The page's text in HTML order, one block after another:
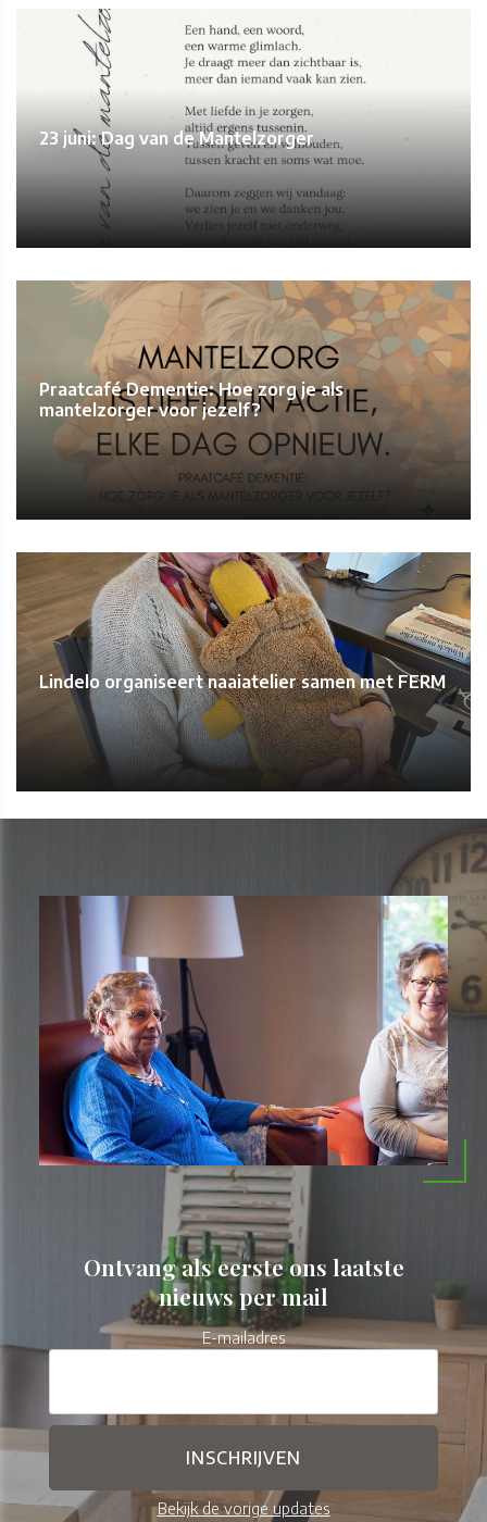
23 juni: Dag van de Mantelzorger
Praatcafé Dementie: Hoe zorg je als
mantelzorger voor jezelf?
Lindelo organiseert naaiatelier samen met FERM
Ontvang als eerste ons laatste
nieuws per mail
E-mailadres
Bekijk de vorige updates